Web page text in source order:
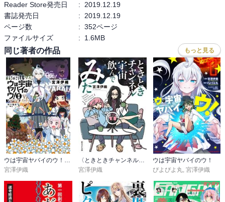
この先ふたりの関係に何らかの進展はあるだろうからそこはゆっく
り追っていくとして、次巻のサブタイトル見るとまたあの八尺様が
登場とあるので、ちょっと覚悟しておこう。
Reader Store発売日
:
2019.12.19
書誌発売日
:
2019.12.19
ページ数
: 352ページ
ファイルサイズ
: 1.6MB
同じ著者の作品 もっと見る
宮澤伊織
宮澤伊織
ウは宇宙ヤバイのウ！
ぴよぴよ丸 宮澤伊織